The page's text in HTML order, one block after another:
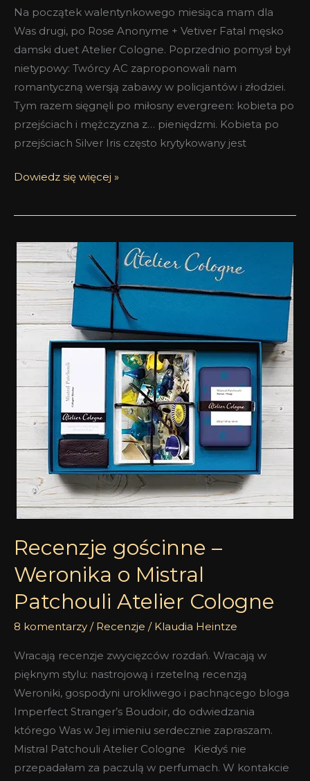
Na początek walentynkowego miesiąca mam dla
Was drugi, po Rose Anonyme + Vetiver Fatal męsko
damski duet Atelier Cologne. Poprzednio pomysł był
nietypowy: Twórcy AC zaproponowali nam
romantyczną wersją zabawy w policjantów i złodziei.
Tym razem sięgnęli po miłosny evergreen: kobieta po
przejściach i mężczyzna z… pieniędzmi. Kobieta po
przejściach Silver Iris często krytykowany jest
Dowiedz się więcej »
Recenzje gościnne –
Weronika o Mistral
Patchouli Atelier Cologne
8 komentarzy / Recenzje / Klaudia Heintze
Wracają recenzje zwycięzców rozdań. Wracają w
pięknym stylu: nastrojową i rzetelną recenzją
Weroniki, gospodyni urokliwego i pachnącego bloga
Imperfect Stranger’s Boudoir, do odwiedzania
którego Was w Jej imieniu serdecznie zapraszam.
Mistral Patchouli Atelier Cologne Kiedyś nie
przepadałam za paczulą w perfumach. W kontakcie
Recenzje
gościnne
–
Weronika
o
Patchouli